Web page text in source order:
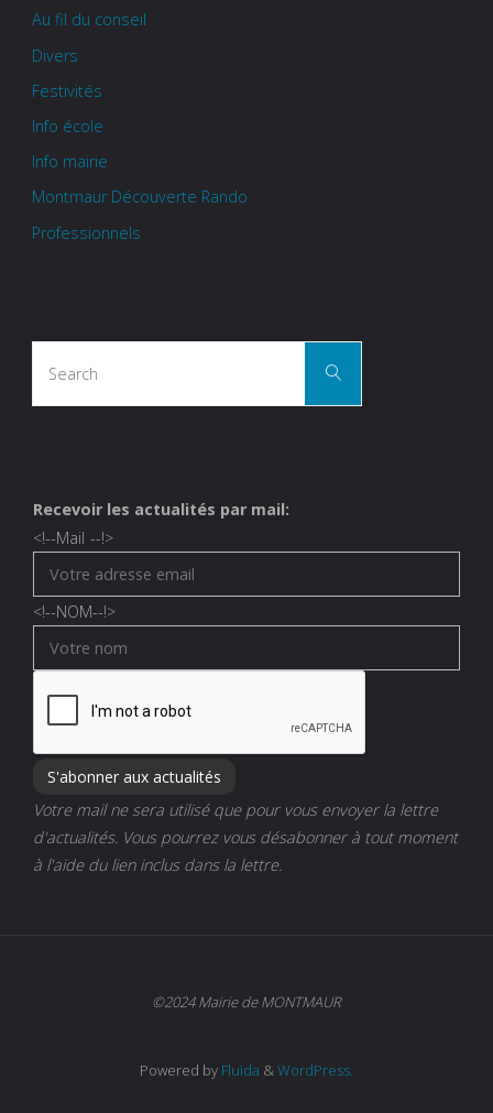
Au fil du conseil
Divers
Festivités
Info école
Info mairie
Montmaur Découverte Rando
Professionnels
Search
Recevoir les actualités par mail:
<!--Mail --!>
<!--NOM--!>
Votre mail ne sera utilisé que pour vous envoyer la lettre
d'actualités. Vous pourrez vous désabonner à tout moment
à l'aide du lien inclus dans la lettre.
©2024 Mairie de MONTMAUR
Powered by Fluida & WordPress.